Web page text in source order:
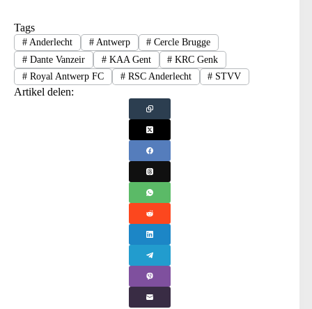
Tags
#Anderlecht #Antwerp # Cercle Brugge
#Dante Vanzeir #KAA Gent # KRC Genk
#Royal Antwerp FC #RSC Anderlecht # STVV
Artikel delen: